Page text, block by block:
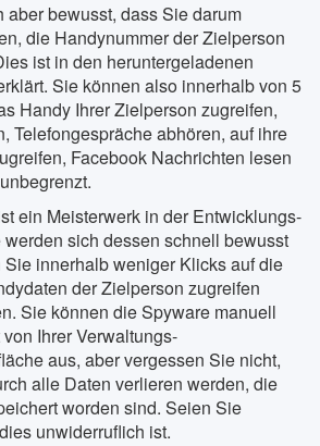
aber bewusst, dass Sie darum
die Handynummer der Zielperson
ist in den heruntergeladenen
Sie können also innerhalb von 5
Handy Ihrer Zielperson zugreifen,
Telefongespräche abhören, auf ihre
Facebook Nachrichten lesen
ein Meisterwerk in der Entwicklungs-
sich dessen schnell bewusst
innerhalb weniger Klicks auf die
der Zielperson zugreifen
Sie können die Spyware manuell
Ihrer Verwaltungs-
aus, aber vergessen Sie nicht,
alle Daten verlieren werden, die
worden sind. Seien Sie
unwiderruflich ist.